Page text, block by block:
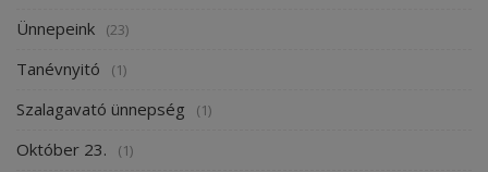
Ünnepeink (23)
Tanévnyitó (1)
Szalagavató ünnepség (1)
Október 23. (1)